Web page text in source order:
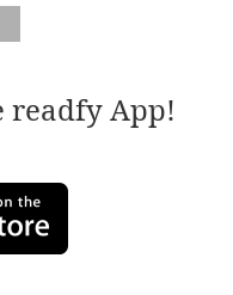
readfy App!